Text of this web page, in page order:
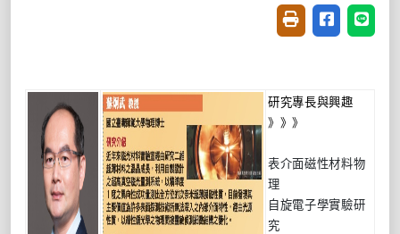
友善列印(開新視
分享至臉書
分享
研究專長與興趣
》》》
表介面磁性材料物
理
自旋電子學實驗研
究